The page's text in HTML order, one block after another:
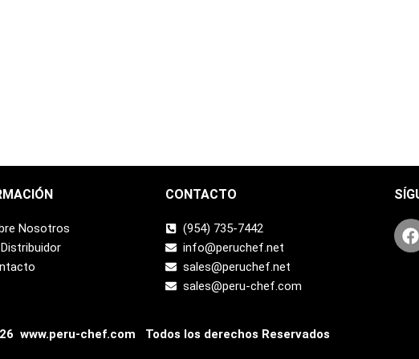
Nosotros
CONTACTO
(954) 735-7442
info@peruchef.net
sales@peruchef.net
sales@peru-chef.com
F
a
www.peru-chef.com Todos los derechos Reservados